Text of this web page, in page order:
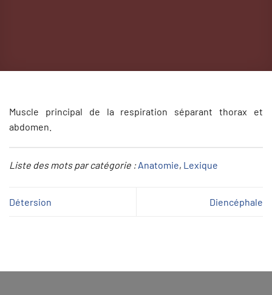
Muscle principal de la respiration séparant thorax et
abdomen.
Liste des mots par catégorie : Anatomie, Lexique
Détersion Diencéphale